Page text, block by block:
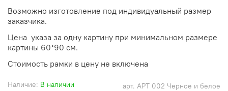
арт. АРТ 002 Черное и белое
Наличие: В наличии
Возможно изготовление под индивидуальный размер
заказчика.
Цена указа за одну картину при минимальном размере
картины 60*90 см.
Стоимость рамки в цену не включена